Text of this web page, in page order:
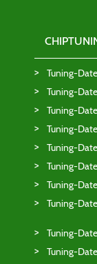
Tuning-
Tuning-
Tuning-
Tuning-
Tuning-
Tuning-
Tuning-
Tuning-
Tuning-
Tuning-